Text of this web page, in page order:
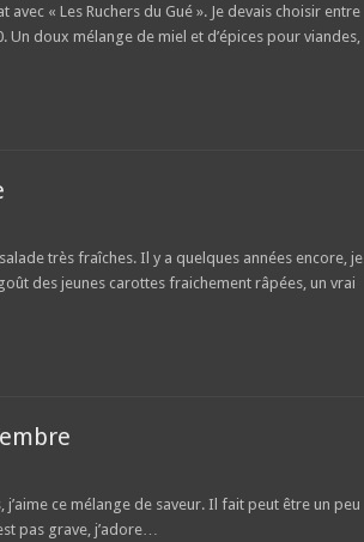
« Les Ruchers du Gué ». Je devais choisir entre
doux mélange de miel et d’épices pour viandes,
très fraîches. Il y a quelques années encore, je
des jeunes carottes fraichement râpées, un vrai
j’aime ce mélange de saveur. Il fait peut être un peu
pas grave, j’adore…